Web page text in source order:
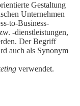
Gestaltung
Unternehmen
to-Business-
-dienstleistungen,
Der Begriff
auch als Synonym
verwendet.